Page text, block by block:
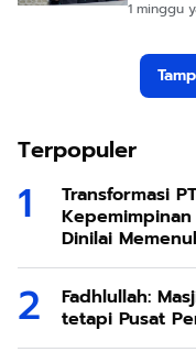
1 minggu
Terpopuler
Transformasi
Dinilai
Fadhlullah:
tetapi Pusat